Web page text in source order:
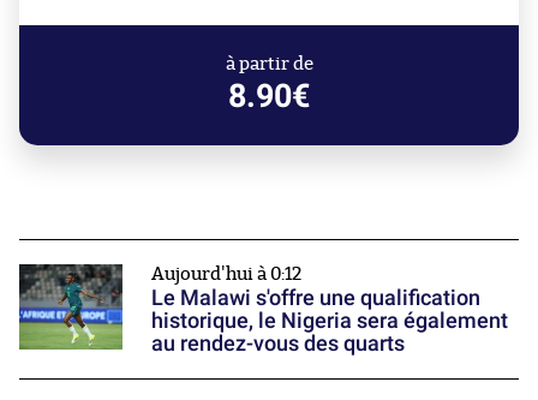
à partir de
8.90€
Aujourd'hui à 0:12
Le Malawi s'offre une qualification
historique, le Nigeria sera également
au rendez-vous des quarts